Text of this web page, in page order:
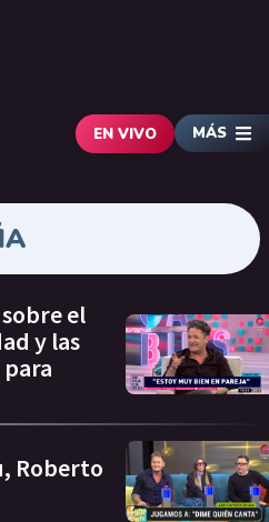
EN VIVO MÁS
el
y las
Roberto